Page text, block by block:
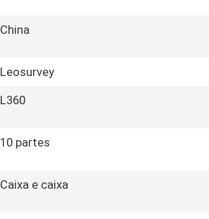
China
Leosurvey
L360
10 partes
Caixa e caixa